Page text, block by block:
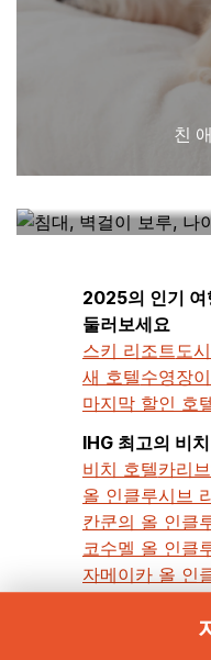
친
2025의 인기 여
둘러보세요
스키 리조트 도
새 호텔수영장
마지막 할인 호
IHG 최고의 비
비치 호텔카리
올 인클루시브
칸쿤의 올 인클
코수멜 올 인클
자메이카 올 인
푼타 카나 올 인
가족과 함께 즐